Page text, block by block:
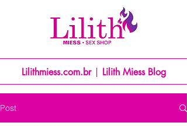
Lilithmiess.com.br Lilith Miess Blog
Post